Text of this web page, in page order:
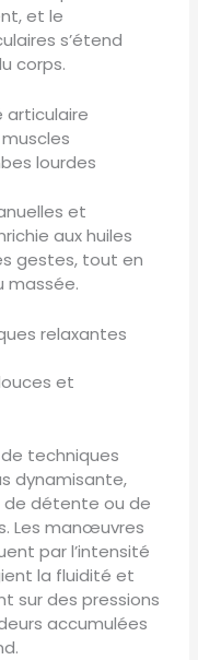
et le
s’étend
corps.
articulaire
lourdes
et
aux huiles
gestes, tout en
massée.
relaxantes
et
techniques
dynamisante,
de détente ou de
Les manœuvres
par l’intensité
la fluidité et
sur des pressions
accumulées